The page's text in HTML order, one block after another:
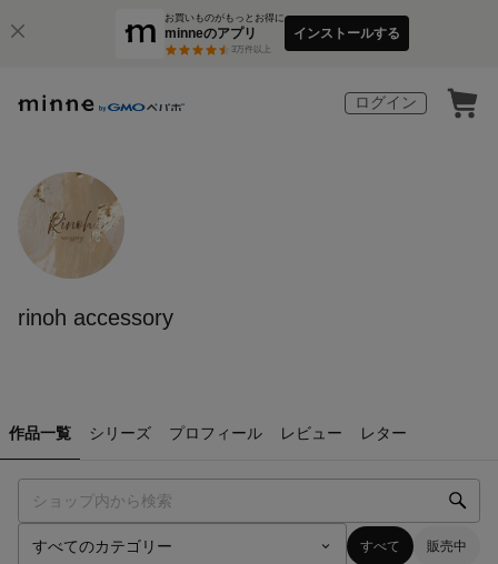
お買いものがもっとお得に
minneのアプリ
3万件以上
インストールする
ログイン
rinoh accessory
作品一覧 シリーズ プロフィール レビュー レター
すべて 販売中